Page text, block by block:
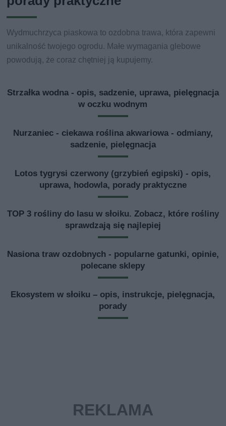
Wydmuchrzyca piaskowa to ozdobna trawa, która zapewni
unikalność twojego ogrodu. Małe wymagania glebowe
powodują, że coraz chętniej ją kupujemy.
Strzałka wodna - opis, sadzenie, uprawa, pielęgnacja
w oczku wodnym
Nurzaniec - ciekawa roślina akwariowa - odmiany,
sadzenie, pielęgnacja
Lotos tygrysi czerwony (grzybień egipski) - opis,
uprawa, hodowla, porady praktyczne
TOP 3 rośliny do lasu w słoiku. Zobacz, które rośliny
sprawdzają się najlepiej
Nasiona traw ozdobnych - popularne gatunki, opinie,
polecane sklepy
Ekosystem w słoiku – opis, instrukcje, pielęgnacja,
porady